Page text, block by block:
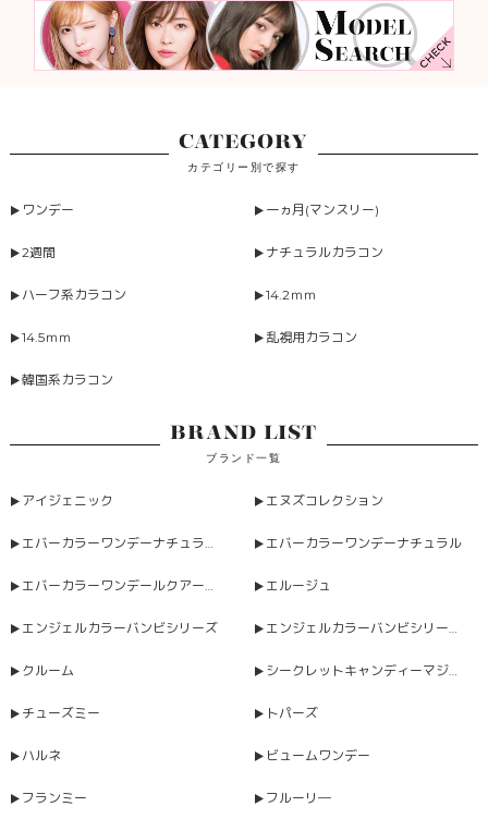
CATEGORY
カテゴリー別で探す
ワンデー 一ヵ月(マンスリー)
2週間 ナチュラルカラコン
ハーフ系カラコン 14.2ｍｍ
14.5ｍｍ 乱視用カラコン
韓国系カラコン
BRAND LIST
ブランド一覧
アイジェニック エヌズコレクション
エバーカラーワンデーナチュラルモイストレーベルUV エバーカラーワンデーナチュラル
エバーカラーワンデールクアージュ エルージュ
エンジェルカラーバンビシリーズ エンジェルカラーバンビシリーズヴィンテージワンデー
クルーム シークレットキャンディーマジックワンデー
チューズミー トパーズ
ハルネ ビュームワンデー
フランミー フルーリ―